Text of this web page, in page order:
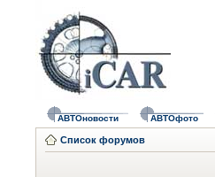
АВТОновости АВТОфото
Список форумов